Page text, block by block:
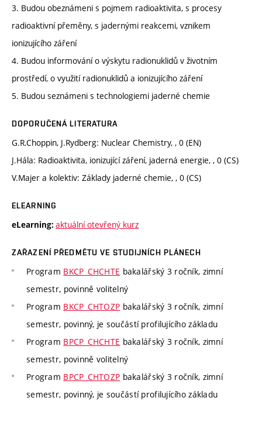
3. Budou obeznámeni s pojmem radioaktivita, s procesy
radioaktivní přeměny, s jadernými reakcemi, vznikem
ionizujícího záření
4. Budou informování o výskytu radionuklidů v životním
prostředí, o využití radionuklidů a ionizujícího záření
5. Budou seznámeni s technologiemi jaderné chemie
DOPORUČENÁ LITERATURA
G.R.Choppin, J.Rydberg: Nuclear Chemistry, , 0 (EN)
J.Hála: Radioaktivita, ionizující záření, jaderná energie, , 0 (CS)
V.Majer a kolektiv: Základy jaderné chemie, , 0 (CS)
ELEARNING
eLearning: aktuální otevřený kurz
ZAŘAZENÍ PŘEDMĚTU VE STUDIJNÍCH PLÁNECH
Program BKCP_CHCHTE bakalářský 3 ročník, zimní
semestr, povinně volitelný
Program BKCP_CHTOZP bakalářský 3 ročník, zimní
semestr, povinný, je součástí profilujícího základu
Program BPCP_CHCHTE bakalářský 3 ročník, zimní
semestr, povinně volitelný
Program BPCP_CHTOZP bakalářský 3 ročník, zimní
semestr, povinný, je součástí profilujícího základu